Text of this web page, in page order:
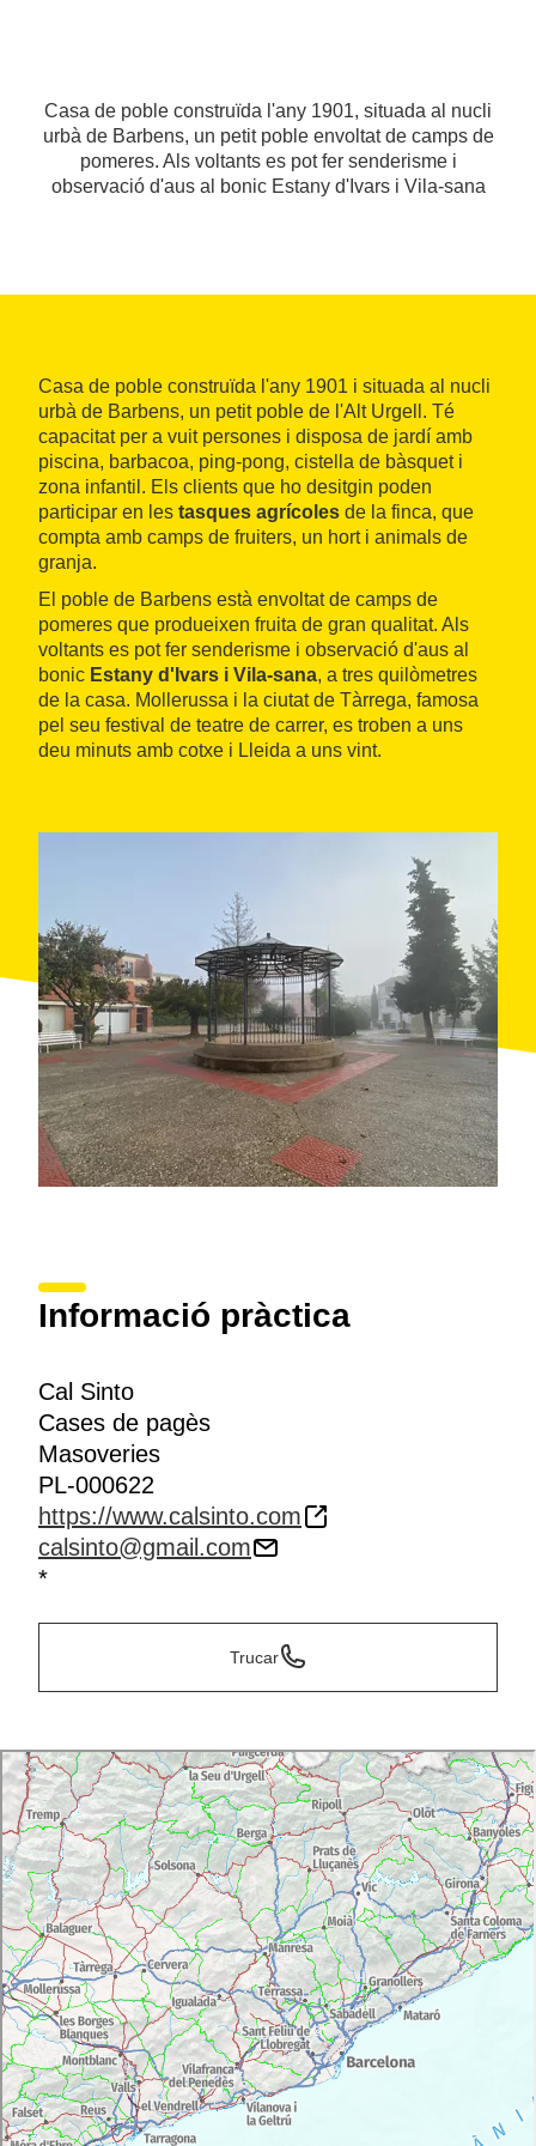
Casa de poble construïda l'any 1901, situada al nucli
urbà de Barbens, un petit poble envoltat de camps de
pomeres. Als voltants es pot fer senderisme i
observació d'aus al bonic Estany d'Ivars i Vila-sana
Casa de poble construïda l'any 1901 i situada al nucli
urbà de Barbens, un petit poble de l'Alt Urgell. Té
capacitat per a vuit persones i disposa de jardí amb
piscina, barbacoa, ping-pong, cistella de bàsquet i
zona infantil. Els clients que ho desitgin poden
participar en les tasques agrícoles de la finca, que
compta amb camps de fruiters, un hort i animals de
granja.
El poble de Barbens està envoltat de camps de
pomeres que produeixen fruita de gran qualitat. Als
voltants es pot fer senderisme i observació d'aus al
bonic Estany d'Ivars i Vila-sana, a tres quilòmetres
de la casa. Mollerussa i la ciutat de Tàrrega, famosa
pel seu festival de teatre de carrer, es troben a uns
deu minuts amb cotxe i Lleida a uns vint.
Informació pràctica
Cal Sinto
Cases de pagès
Masoveries
PL-000622
https://www.calsinto.com
calsinto@gmail.com
*
Trucar